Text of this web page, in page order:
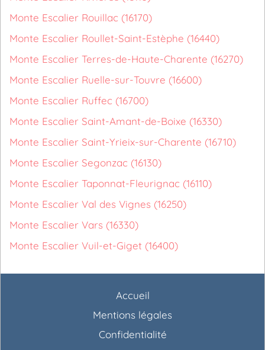
Monte Escalier Rouillac (16170)
Monte Escalier Roullet-Saint-Estèphe (16440)
Monte Escalier Terres-de-Haute-Charente (16270)
Monte Escalier Ruelle-sur-Touvre (16600)
Monte Escalier Ruffec (16700)
Monte Escalier Saint-Amant-de-Boixe (16330)
Monte Escalier Saint-Yrieix-sur-Charente (16710)
Monte Escalier Segonzac (16130)
Monte Escalier Taponnat-Fleurignac (16110)
Monte Escalier Val des Vignes (16250)
Monte Escalier Vars (16330)
Monte Escalier Vuil-et-Giget (16400)
Accueil
Mentions légales
Confidentialité